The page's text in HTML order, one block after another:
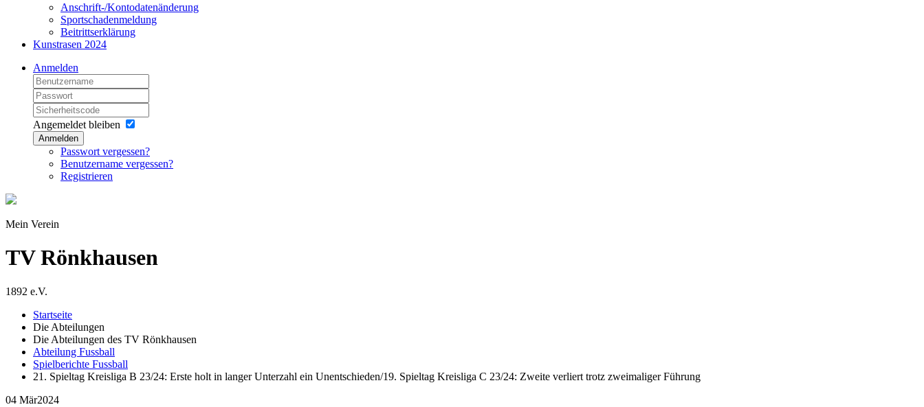
Anschrift-/Kontodatenänderung
Sportschadenmeldung
Beitrittserklärung
Kunstrasen 2024
Anmelden
Angemeldet bleiben
Anmelden
Passwort vergessen?
Benutzername vergessen?
Registrieren
Mein Verein
TV Rönkhausen
1892 e.V.
Startseite
Die Abteilungen
Die Abteilungen des TV Rönkhausen
Abteilung Fussball
Spielberichte Fussball
21. Spieltag Kreisliga B 23/24: Erste holt in langer Unterzahl ein Unentschieden/19. Spieltag Kreisliga C 23/24: Zweite verliert trotz zweimaliger Führung
04 Mär2024